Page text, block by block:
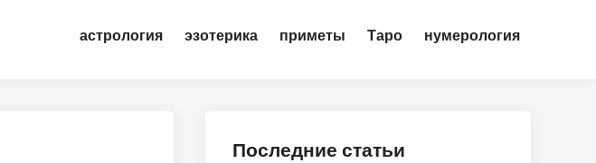
астрология эзотерика приметы Таро нумерология
Последние статьи